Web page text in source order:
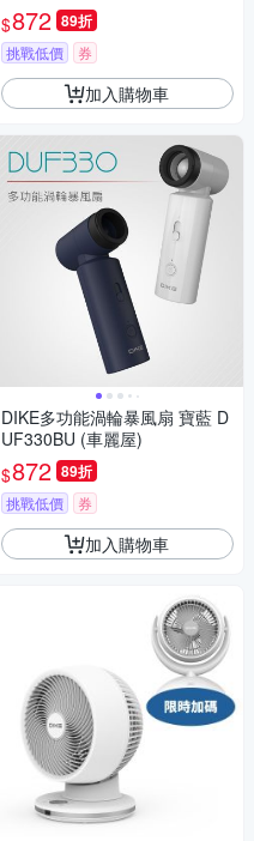
$872 89折
挑戰低價 券
加入購物車
DIKE多功能渦輪暴風扇 寶藍 D
UF330BU (車麗屋)
$872 89折
挑戰低價 券
加入購物車